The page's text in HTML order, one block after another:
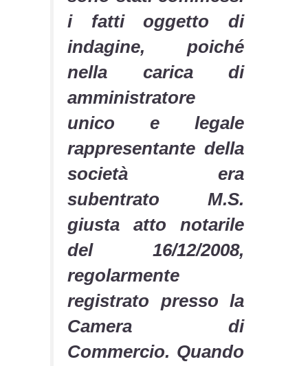
i fatti oggetto di
indagine, poiché
nella carica di
amministratore
unico e legale
rappresentante della
società era
subentrato M.S.
giusta atto notarile
del 16/12/2008,
regolarmente
registrato presso la
Camera di
Commercio. Quando